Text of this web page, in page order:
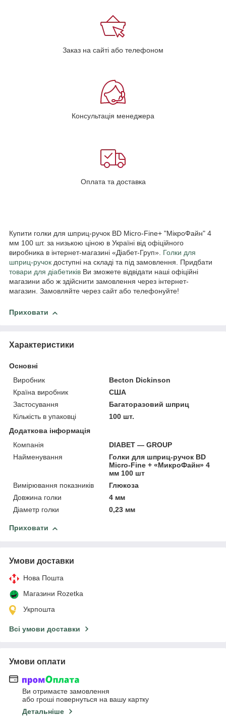
Заказ на сайті або телефоном
Консультація менеджера
Оплата та доставка
Купити голки для шприц-ручок BD Micro-Fine+ "МікроФайн" 4
мм 100 шт. за низькою ціною в Україні від офіційного
виробника в інтернет-магазині «Діабет-Груп». Голки для
шприц-ручок доступні на складі та під замовлення. Придбати
товари для діабетиків Ви зможете відвідати наші офіційні
магазини або ж здійснити замовлення через інтернет-
магазин. Замовляйте через сайт або телефонуйте!
Приховати
Характеристики
Основні
Виробник
Becton Dickinson
Країна виробник
США
Застосування
Багаторазовий шприц
Кількість в упаковці
100 шт.
Додаткова інформація
Компанія
DIABET — GROUP
Найменування
Голки для шприц-ручок BD
Micro-Fine + «МикроФайн» 4
мм 100 шт
Вимірювання показників
Глюкоза
Довжина голки
4 мм
Діаметр голки
0,23 мм
Приховати
Умови доставки
Нова Пошта
Магазини Rozetka
Укрпошта
Всі умови доставки
Умови оплати
Ви отримаєте замовлення
або гроші повернуться на вашу картку
Детальніше